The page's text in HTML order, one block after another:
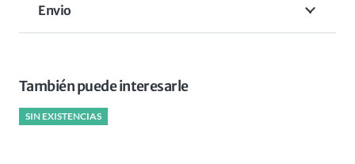
Envio
También puede interesarle
SIN EXISTENCIAS